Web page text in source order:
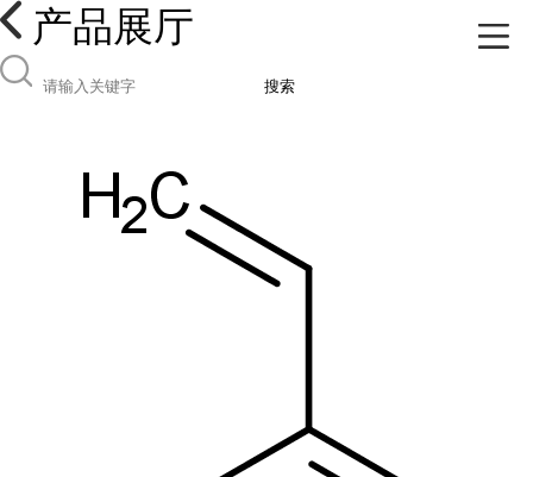
产品展厅
搜索